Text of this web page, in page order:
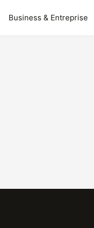
Business & Entreprise